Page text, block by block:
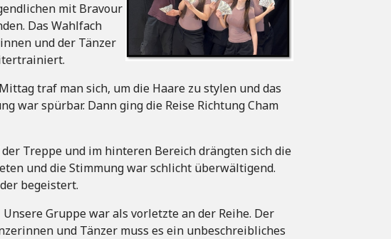
mit Bravour
Das Wahlfach
und der Tänzer
traf man sich, um die Haare zu stylen und das
war spürbar. Dann ging die Reise Richtung Cham
Treppe und im hinteren Bereich drängten sich die
und die Stimmung war schlicht überwältigend.
begeistert.
Unsere Gruppe war als vorletzte an der Reihe. Der
und Tänzer muss es ein unbeschreibliches